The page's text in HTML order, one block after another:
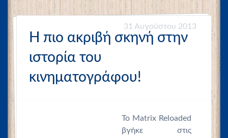
31 Αυγούστου 2013
Η πιο ακριβή σκηνή στην
ιστορία του
κινηματογράφου!
Το Matrix Reloaded
βγήκε στις